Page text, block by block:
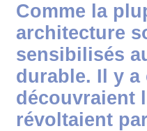
Comme la
architecture
sensibilisés
durable. Il y
découvraient
révoltaient